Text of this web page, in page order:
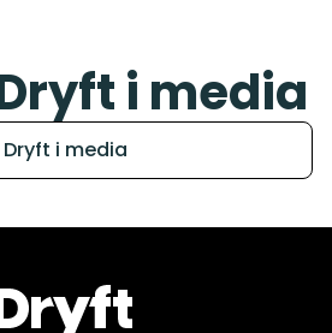
i media
Dryft i media